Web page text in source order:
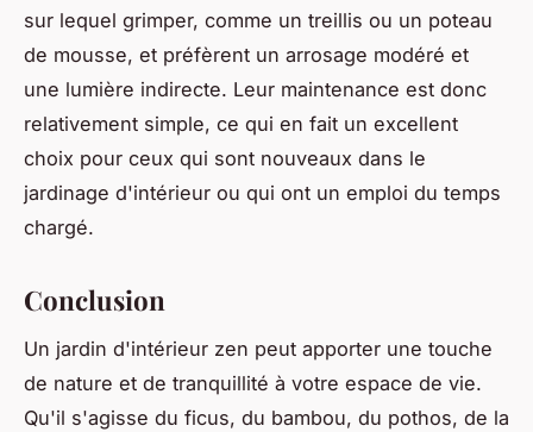
sur lequel grimper, comme un treillis ou un poteau
de mousse, et préfèrent un arrosage modéré et
une lumière indirecte. Leur maintenance est donc
relativement simple, ce qui en fait un excellent
choix pour ceux qui sont nouveaux dans le
jardinage d'intérieur ou qui ont un emploi du temps
chargé.
Conclusion
Un jardin d'intérieur zen peut apporter une touche
de nature et de tranquillité à votre espace de vie.
Qu'il s'agisse du ficus, du bambou, du pothos, de la